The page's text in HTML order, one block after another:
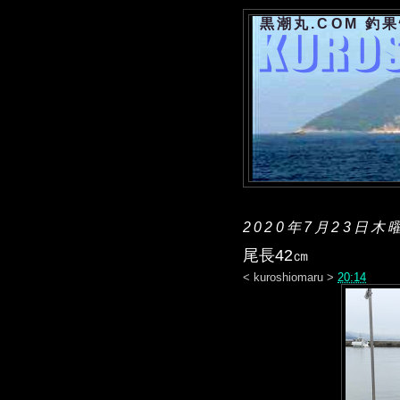
黒潮丸.COM 釣
2020年7月23日木
尾長42㎝
< kuroshiomaru > 20:14